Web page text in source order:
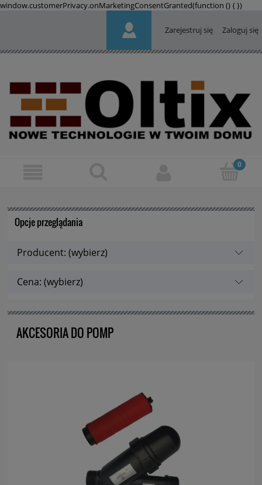
window.customerPrivacy.onMarketingConsentGranted(function () {})
Zarejestruj się Zaloguj się
Opcje przeglądania
Producent: (wybierz)
Cena: (wybierz)
AKCESORIA DO POMP